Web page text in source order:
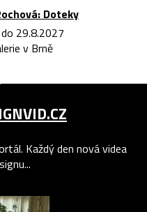
Doteky
29.8.2027
v Brně
Každý den nová videa